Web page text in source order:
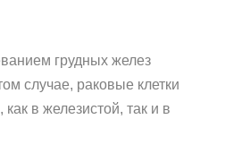
грудных желез
случае, раковые клетки
как в железистой, так и в